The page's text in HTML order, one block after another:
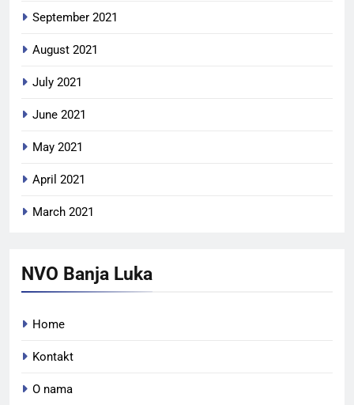
September 2021
August 2021
July 2021
June 2021
May 2021
April 2021
March 2021
NVO Banja Luka
Home
Kontakt
O nama